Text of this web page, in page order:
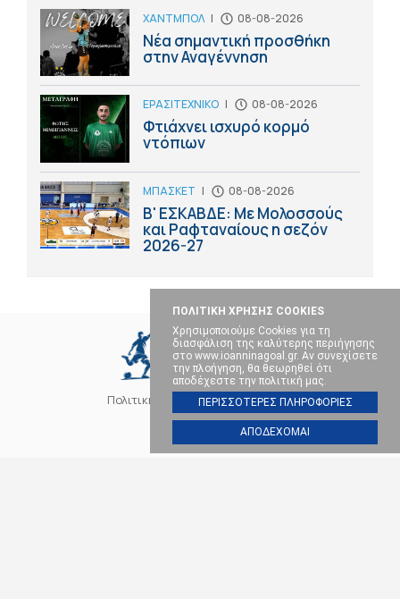
ΠΟΛΙΤΙΚΗ ΧΡΗΣΗΣ COOKIES
Χρησιμοποιούμε Cookies για τη
διασφάλιση της καλύτερης περιήγησης
στο www.ioanninagoal.gr. Αν συνεχίσετε
την πλοήγηση, θα θεωρηθεί ότι
αποδέχεστε την πολιτική μας.
ΠΕΡΙΣΣΟΤΕΡΕΣ ΠΛΗΡΟΦΟΡΙΕΣ
ΑΠΟΔΕΧΟΜΑΙ
ΧΑΝΤΜΠΟΛ | 08-08-2026
Νέα σημαντική προσθήκη
στην Αναγέννηση
ΕΡΑΣΙΤΕΧΝΙΚΟ | 08-08-2026
Φτιάχνει ισχυρό κορμό
ντόπιων
ΜΠΑΣΚΕΤ | 08-08-2026
Β' ΕΣΚΑΒΔΕ: Με Μολοσσούς
και Ραφταναίους η σεζόν
2026-27
Πολιτική Cookies Επικοινωνία
SOCIAL MEDIA